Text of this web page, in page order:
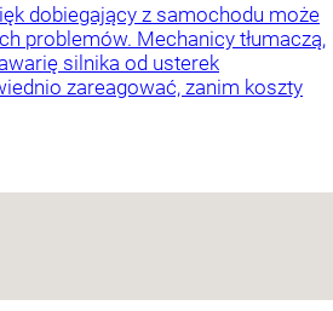
dobiegający z samochodu może
problemów. Mechanicy tłumaczą,
silnika od usterek
zareagować, zanim koszty